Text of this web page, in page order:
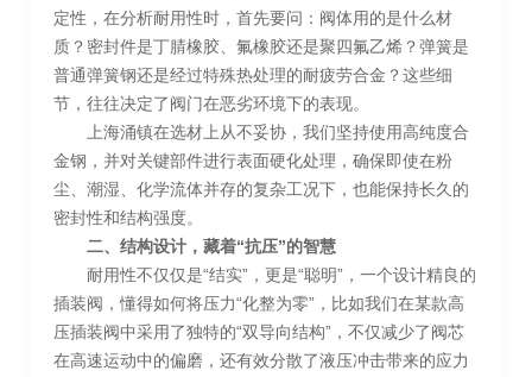
定性，在分析耐用性时，首先要问：阀体用的是什么材
质？密封件是丁腈橡胶、氟橡胶还是聚四氟乙烯？弹簧是
普通弹簧钢还是经过特殊热处理的耐疲劳合金？这些细
节，往往决定了阀门在恶劣环境下的表现。
上海涌镇在选材上从不妥协，我们坚持使用高纯度合
金钢，并对关键部件进行表面硬化处理，确保即使在粉
尘、潮湿、化学流体并存的复杂工况下，也能保持长久的
密封性和结构强度。
二、结构设计，藏着“抗压”的智慧
耐用性不仅仅是“结实”，更是“聪明”，一个设计精良的
插装阀，懂得如何将压力“化整为零”，比如我们在某款高
压插装阀中采用了独特的“双导向结构”，不仅减少了阀芯
在高速运动中的偏磨，还有效分散了液压冲击带来的应力